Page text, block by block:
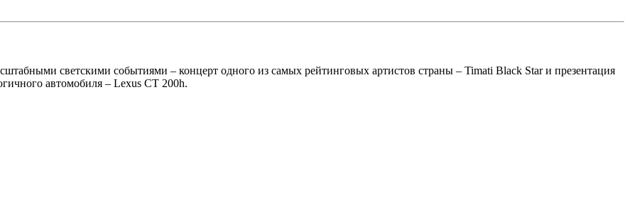
светскими событиями – концерт одного из самых рейтинговых артистов страны – Timati Black Star и презентация
автомобиля – Lexus CT 200h.